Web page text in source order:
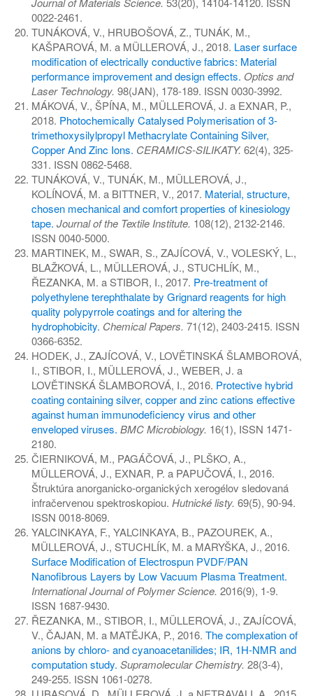
0022-2461.
TUNÁKOVÁ, V., HRUBOŠOVÁ, Z., TUNÁK, M.,
KAŠPAROVÁ, M. a MÜLLEROVÁ, J., 2018. Laser surface
modification of electrically conductive fabrics: Material
performance improvement and design effects. Optics and
Laser Technology. 98(JAN), 178-189. ISSN 0030-3992.
MÁKOVÁ, V., ŠPÍNA, M., MÜLLEROVÁ, J. a EXNAR, P.,
2018. Photochemically Catalysed Polymerisation of 3-
trimethoxysilylpropyl Methacrylate Containing Silver,
Copper And Zinc Ions. CERAMICS-SILIKATY. 62(4), 325-
331. ISSN 0862-5468.
TUNÁKOVÁ, V., TUNÁK, M., MÜLLEROVÁ, J.,
KOLÍNOVÁ, M. a BITTNER, V., 2017. Material, structure,
chosen mechanical and comfort properties of kinesiology
tape. Journal of the Textile Institute. 108(12), 2132-2146.
ISSN 0040-5000.
MARTINEK, M., SWAR, S., ZAJÍCOVÁ, V., VOLESKÝ, L.,
BLAŽKOVÁ, L., MÜLLEROVÁ, J., STUCHLÍK, M.,
ŘEZANKA, M. a STIBOR, I., 2017. Pre-treatment of
polyethylene terephthalate by Grignard reagents for high
quality polypyrrole coatings and for altering the
hydrophobicity. Chemical Papers. 71(12), 2403-2415. ISSN
0366-6352.
HODEK, J., ZAJÍCOVÁ, V., LOVĚTINSKÁ ŠLAMBOROVÁ,
I., STIBOR, I., MÜLLEROVÁ, J., WEBER, J. a
LOVĚTINSKÁ ŠLAMBOROVÁ, I., 2016. Protective hybrid
coating containing silver, copper and zinc cations effective
against human immunodeficiency virus and other
enveloped viruses. BMC Microbiology. 16(1), ISSN 1471-
2180.
ČIERNIKOVÁ, M., PAGÁČOVÁ, J., PLŠKO, A.,
MÜLLEROVÁ, J., EXNAR, P. a PAPUČOVÁ, I., 2016.
Štruktúra anorganicko-organických xerogélov sledovaná
infračervenou spektroskopiou. Hutnické listy. 69(5), 90-94.
ISSN 0018-8069.
YALCINKAYA, F., YALCINKAYA, B., PAZOUREK, A.,
MÜLLEROVÁ, J., STUCHLÍK, M. a MARYŠKA, J., 2016.
Surface Modification of Electrospun PVDF/PAN
Nanofibrous Layers by Low Vacuum Plasma Treatment.
International Journal of Polymer Science. 2016(9), 1-9.
ISSN 1687-9430.
ŘEZANKA, M., STIBOR, I., MÜLLEROVÁ, J., ZAJÍCOVÁ,
V., ČAJAN, M. a MATĚJKA, P., 2016. The complexation of
anions by chloro- and cyanoacetanilides; IR, 1H-NMR and
computation study. Supramolecular Chemistry. 28(3-4),
249-255. ISSN 1061-0278.